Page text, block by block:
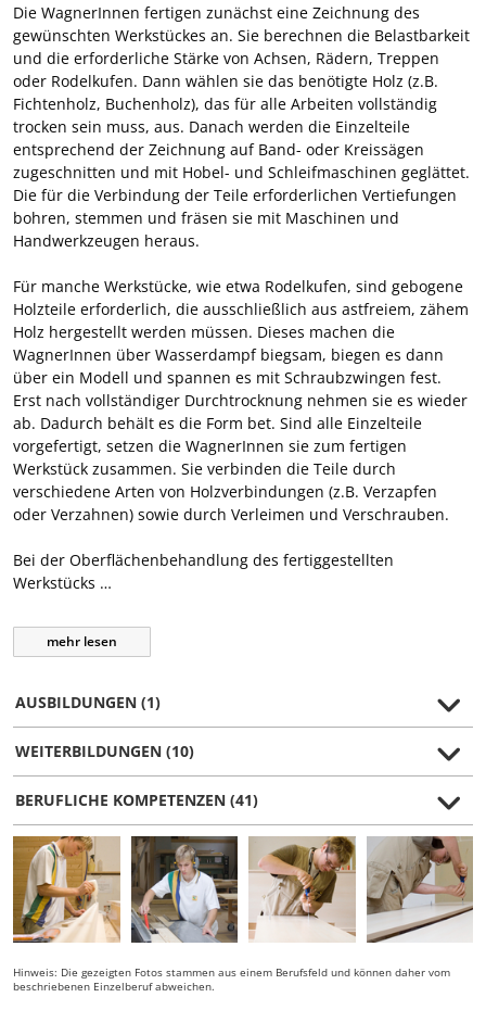
Die WagnerInnen fertigen zunächst eine Zeichnung des
gewünschten Werkstückes an. Sie berechnen die Belastbarkeit
und die erforderliche Stärke von Achsen, Rädern, Treppen
oder Rodelkufen. Dann wählen sie das benötigte Holz (z.B.
Fichtenholz, Buchenholz), das für alle Arbeiten vollständig
trocken sein muss, aus. Danach werden die Einzelteile
entsprechend der Zeichnung auf Band- oder Kreissägen
zugeschnitten und mit Hobel- und Schleifmaschinen geglättet.
Die für die Verbindung der Teile erforderlichen Vertiefungen
bohren, stemmen und fräsen sie mit Maschinen und
Handwerkzeugen heraus.
Für manche Werkstücke, wie etwa Rodelkufen, sind gebogene
Holzteile erforderlich, die ausschließlich aus astfreiem, zähem
Holz hergestellt werden müssen. Dieses machen die
WagnerInnen über Wasserdampf biegsam, biegen es dann
über ein Modell und spannen es mit Schraubzwingen fest.
Erst nach vollständiger Durchtrocknung nehmen sie es wieder
ab. Dadurch behält es die Form bet. Sind alle Einzelteile
vorgefertigt, setzen die WagnerInnen sie zum fertigen
Werkstück zusammen. Sie verbinden die Teile durch
verschiedene Arten von Holzverbindungen (z.B. Verzapfen
oder Verzahnen) sowie durch Verleimen und Verschrauben.
Bei der Oberflächenbehandlung des fertiggestellten
Werkstücks …
mehr lesen
AUSBILDUNGEN (1)
WEITERBILDUNGEN (10)
BERUFLICHE KOMPETENZEN (41)
Hinweis: Die gezeigten Fotos stammen aus einem Berufsfeld und können daher vom
beschriebenen Einzelberuf abweichen.